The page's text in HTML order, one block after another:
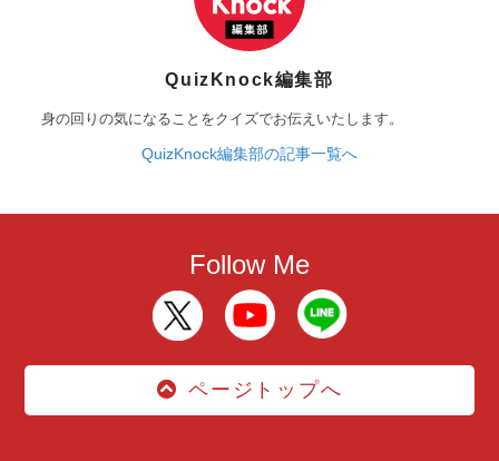
QuizKnock編集部
身の回りの気になることをクイズでお伝えいたします。
QuizKnock編集部の記事一覧へ
Follow Me
ページトップへ